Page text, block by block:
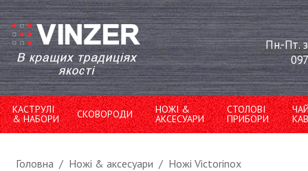
Пн.-Пт.
КАСТРУЛІ
& НАБОРИ СКОВОРОДИ НОЖІ &
АКСЕСУАРИ
СТОЛОВІ
ПРИБОРИ
Головна / Ножі & аксесуари / Ножі Victorinox